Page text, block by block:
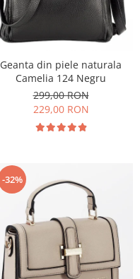
Geanta din piele naturala
Camelia 124 Negru
299,00 RON
229,00 RON
-32%